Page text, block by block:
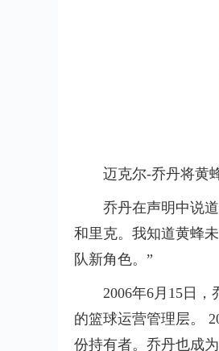
迈克尔-乔丹将黄
乔丹在声明中说
和里克。我知道黄蜂
队新角色。”
2006年6月15日
的篮球运营管理层。
份持有者。乔丹也成